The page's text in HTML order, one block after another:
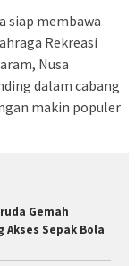
siap membawa
Rekreasi
Nusa
dalam cabang
makin populer
Gemah
Akses Sepak Bola